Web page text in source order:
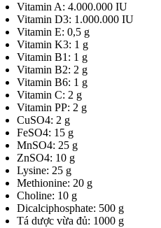
Vitamin A: 4.000.000 IU
Vitamin D3: 1.000.000 IU
Vitamin E: 0,5 g
Vitamin K3: 1 g
Vitamin B1: 1 g
Vitamin B2: 2 g
Vitamin B6: 1 g
Vitamin C: 2 g
Vitamin PP: 2 g
CuSO4: 2 g
FeSO4: 15 g
MnSO4: 25 g
ZnSO4: 10 g
Lysine: 25 g
Methionine: 20 g
Choline: 10 g
Dicalciphosphate: 500 g
Tá dược vừa đủ: 1000 g